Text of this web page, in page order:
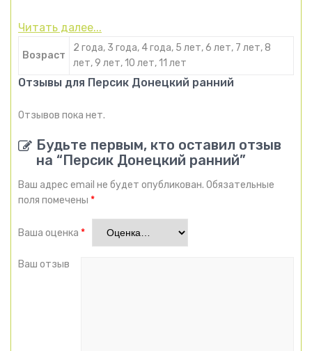
Читать далее...
Возраст
2 года, 3 года, 4 года, 5 лет, 6 лет, 7 лет, 8
лет, 9 лет, 10 лет, 11 лет
Отзывы для Персик Донецкий ранний
Отзывов пока нет.
Будьте первым, кто оставил отзыв
на “Персик Донецкий ранний”
Ваш адрес email не будет опубликован. Обязательные
поля помечены *
Ваша оценка *
Ваш отзыв